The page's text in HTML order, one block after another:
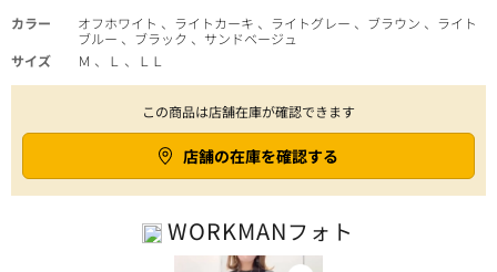
カラー
オフホワイト 、ライトカーキ 、ライトグレー 、ブラウン 、ライト
ブルー 、ブラック 、サンドベージュ
サイズ
Ｍ 、Ｌ 、ＬＬ
この商品は店舗在庫が確認できます
店舗の在庫を確認する
WORKMANフォト